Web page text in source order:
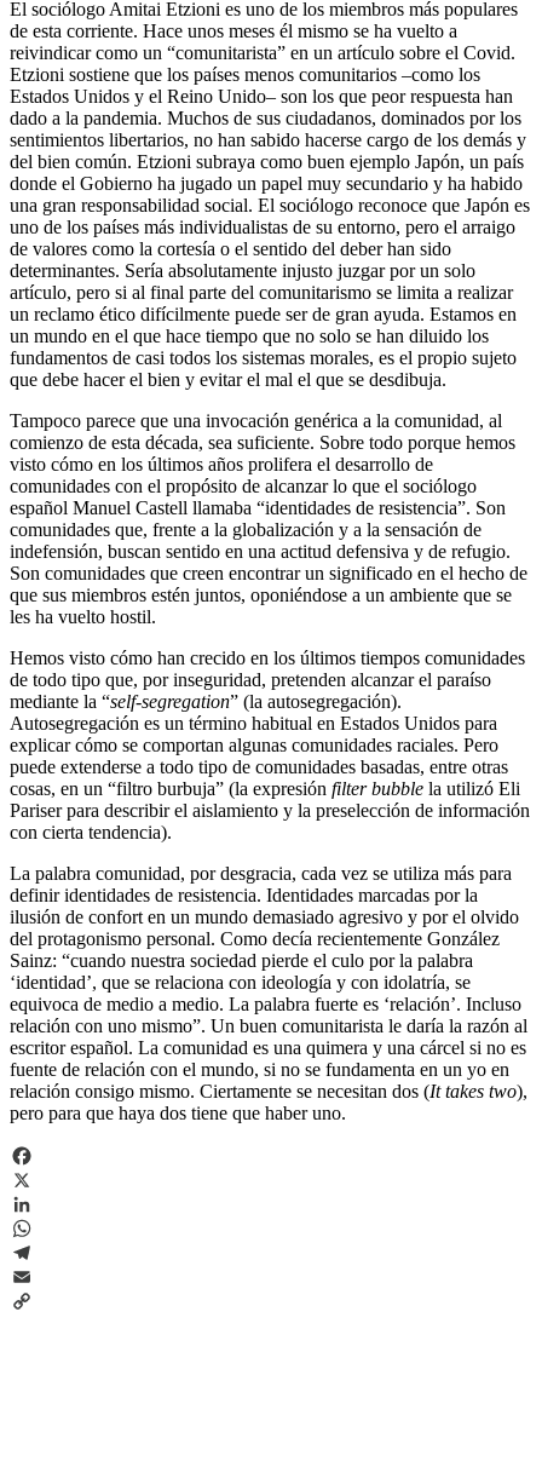
El sociólogo Amitai Etzioni es uno de los miembros más populares
de esta corriente. Hace unos meses él mismo se ha vuelto a
reivindicar como un “comunitarista” en un artículo sobre el Covid.
Etzioni sostiene que los países menos comunitarios –como los
Estados Unidos y el Reino Unido– son los que peor respuesta han
dado a la pandemia. Muchos de sus ciudadanos, dominados por los
sentimientos libertarios, no han sabido hacerse cargo de los demás y
del bien común. Etzioni subraya como buen ejemplo Japón, un país
donde el Gobierno ha jugado un papel muy secundario y ha habido
una gran responsabilidad social. El sociólogo reconoce que Japón es
uno de los países más individualistas de su entorno, pero el arraigo
de valores como la cortesía o el sentido del deber han sido
determinantes. Sería absolutamente injusto juzgar por un solo
artículo, pero si al final parte del comunitarismo se limita a realizar
un reclamo ético difícilmente puede ser de gran ayuda. Estamos en
un mundo en el que hace tiempo que no solo se han diluido los
fundamentos de casi todos los sistemas morales, es el propio sujeto
que debe hacer el bien y evitar el mal el que se desdibuja.
Tampoco parece que una invocación genérica a la comunidad, al
comienzo de esta década, sea suficiente. Sobre todo porque hemos
visto cómo en los últimos años prolifera el desarrollo de
comunidades con el propósito de alcanzar lo que el sociólogo
español Manuel Castell llamaba “identidades de resistencia”. Son
comunidades que, frente a la globalización y a la sensación de
indefensión, buscan sentido en una actitud defensiva y de refugio.
Son comunidades que creen encontrar un significado en el hecho de
que sus miembros estén juntos, oponiéndose a un ambiente que se
les ha vuelto hostil.
Hemos visto cómo han crecido en los últimos tiempos comunidades
de todo tipo que, por inseguridad, pretenden alcanzar el paraíso
mediante la “self-segregation” (la autosegregación).
Autosegregación es un término habitual en Estados Unidos para
explicar cómo se comportan algunas comunidades raciales. Pero
puede extenderse a todo tipo de comunidades basadas, entre otras
cosas, en un “filtro burbuja” (la expresión filter bubble la utilizó Eli
Pariser para describir el aislamiento y la preselección de información
con cierta tendencia).
La palabra comunidad, por desgracia, cada vez se utiliza más para
definir identidades de resistencia. Identidades marcadas por la
ilusión de confort en un mundo demasiado agresivo y por el olvido
del protagonismo personal. Como decía recientemente González
Sainz: “cuando nuestra sociedad pierde el culo por la palabra
‘identidad’, que se relaciona con ideología y con idolatría, se
equivoca de medio a medio. La palabra fuerte es ‘relación’. Incluso
relación con uno mismo”. Un buen comunitarista le daría la razón al
escritor español. La comunidad es una quimera y una cárcel si no es
fuente de relación con el mundo, si no se fundamenta en un yo en
relación consigo mismo. Ciertamente se necesitan dos (It takes two),
pero para que haya dos tiene que haber uno.
Facebook
X
LinkedIn
WhatsApp
Telegram
Email